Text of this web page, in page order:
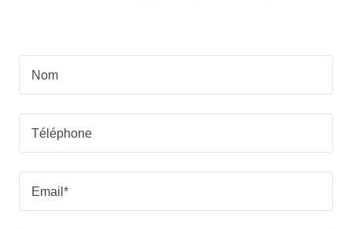
Nom
Téléphone
Email*